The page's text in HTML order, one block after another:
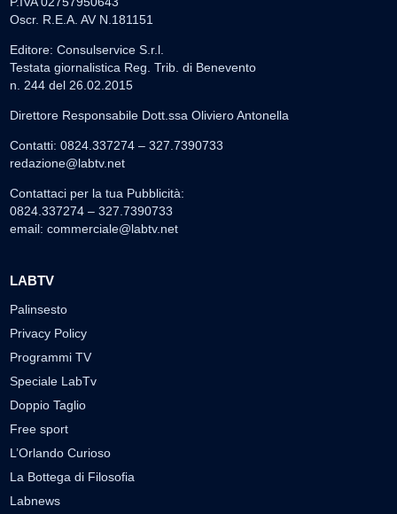
Oscr. R.E.A. AV N.181151
Editore: Consulservice S.r.l.
Testata giornalistica Reg. Trib. di Benevento
n. 244 del 26.02.2015
Direttore Responsabile Dott.ssa Oliviero Antonella
Contatti: 0824.337274 – 327.7390733
redazione@labtv.net
Contattaci per la tua Pubblicità:
0824.337274 – 327.7390733
email: commerciale@labtv.net
LABTV
Palinsesto
Privacy Policy
Programmi TV
Speciale LabTv
Doppio Taglio
Free sport
L’Orlando Curioso
La Bottega di Filosofia
Labnews